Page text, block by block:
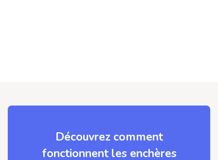
Découvrez comment
fonctionnent les enchères